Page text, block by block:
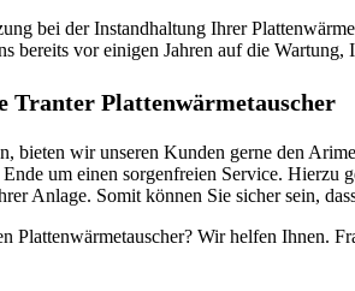
bei der Instandhaltung Ihrer
bereits vor einigen Jahren auf die Wartung,
Tranter Plattenwärmetauscher
bieten wir unseren Kunden gerne den
um einen sorgenfreien Service.
Anlage. Somit können Sie sicher sein,
Plattenwärmetauscher? Wir helfen